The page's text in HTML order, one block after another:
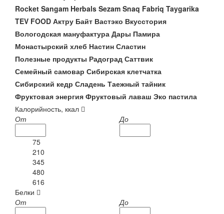
Rocket Sangam Herbals Sezam Snaq Fabriq Taygarika
TEV FOOD Актру Байт Вастэко Вкусстория
Вологодская мануфактура Дары Памира
Монастырский хлеб Настин Сластин
Полезные продукты Радоград Саттвик
Семейный самовар Сибирская клетчатка
Сибирский кедр Сладень Таежный тайник
Фруктовая энергия Фруктовый лаваш Эко пастила
Калорийность, ккал
От
До
75
210
345
480
616
Белки
От
До